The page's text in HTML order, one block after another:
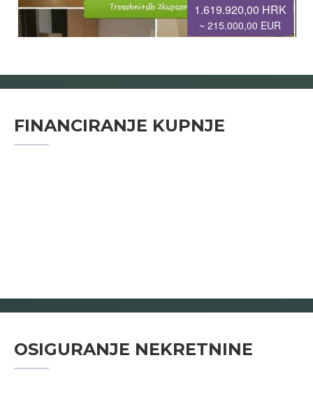
1.619.920,00 HRK
~ 215.000,00 EUR
FINANCIRANJE KUPNJE
OSIGURANJE NEKRETNINE